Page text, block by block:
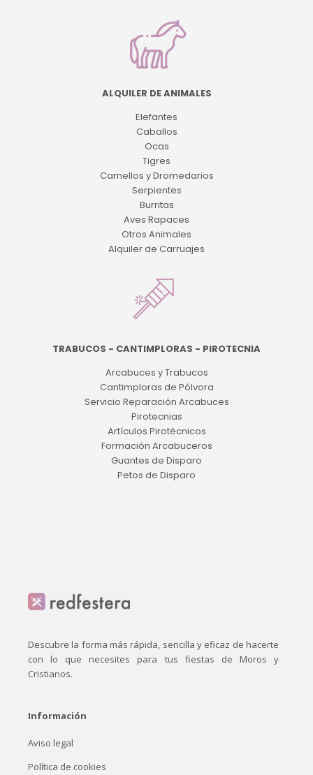
ALQUILER DE ANIMALES
Elefantes
Caballos
Ocas
Tigres
Camellos y Dromedarios
Serpientes
Burritas
Aves Rapaces
Otros Animales
Alquiler de Carruajes
TRABUCOS - CANTIMPLORAS - PIROTECNIA
Arcabuces y Trabucos
Cantimploras de Pólvora
Servicio Reparación Arcabuces
Pirotecnias
Artículos Pirotécnicos
Formación Arcabuceros
Guantes de Disparo
Petos de Disparo
Descubre la forma más rápida, sencilla y eficaz de hacerte
con lo que necesites para tus fiestas de Moros y
Cristianos.
Información
Aviso legal
Política de cookies